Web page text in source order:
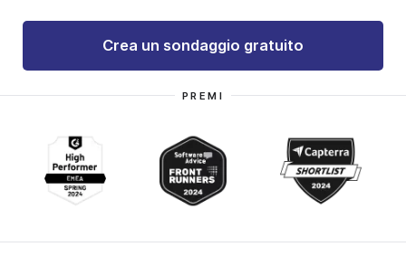
Crea un sondaggio gratuito
PREMI